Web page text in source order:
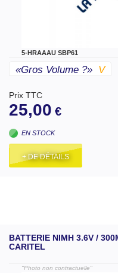
5-HRAAAU SBP61
«gros Volume ?» V
Prix TTC
25,00 €
EN STOCK
+ DE DÉTAILS
BATTERIE NIMH 3.6V /
CARITEL
"Photo non contractuelle"